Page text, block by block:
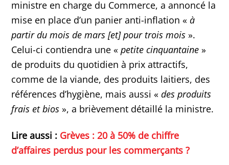
ministre en charge du Commerce, a annoncé la
mise en place d’un panier anti-inflation «à
partir du mois de mars [et] pour trois mois ».
Celui-ci contiendra une «petite cinquantaine »
de produits du quotidien à prix attractifs,
comme de la viande, des produits laitiers, des
références d’hygiène, mais aussi «des produits
frais et bios », a brièvement détaillé la ministre.
Lire aussi : Grèves : 20 à 50% de chiffre
d’affaires perdus pour les commerçants ?